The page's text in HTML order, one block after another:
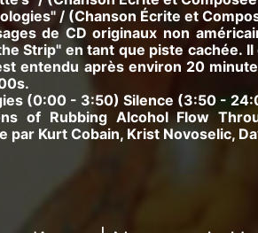
/ (Chanson Écrite et
de CD originaux non
Strip" en tant que piste cachée.
entendu après environ 20
(0:00 - 3:50) Silence (3:50 -
of Rubbing Alcohol Flow
par Kurt Cobain, Krist Novoselic,